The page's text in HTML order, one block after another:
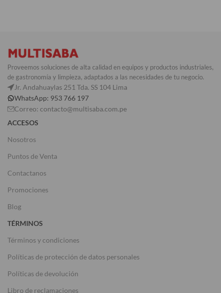
Proveemos soluciones de alta calidad en equipos y productos industriales,
de gastronomía y limpieza, adaptados a las necesidades de tu negocio.
Jr. Andahuaylas 251 Tda. SS 104 Lima
WhatsApp: 953 766 197
Correo: contacto@multisaba.com.pe
ACCESOS
Nosotros
Puntos de Venta
Contactanos
Promociones
Blog
TÉRMINOS
Términos y condiciones
Políticas de protección de datos personales
Políticas de devolución
Libro de reclamaciones